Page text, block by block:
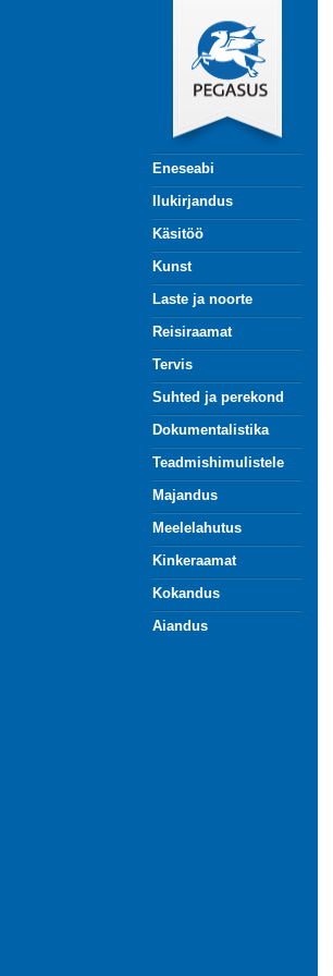
Eneseabi
Ilukirjandus
Käsitöö
Kunst
Laste ja noorte
Reisiraamat
Tervis
Suhted ja perekond
Dokumentalistika
Teadmishimulistele
Majandus
Meelelahutus
Kinkeraamat
Kokandus
Aiandus